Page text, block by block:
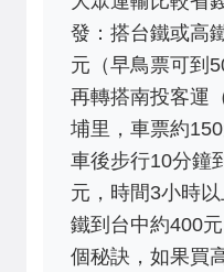
發：搭台鐵或高
元（早鳥票可到
再轉搭南投客運
埔里，車票約
車後步行10分鐘
元，時間3小時
鐵到台中約400
個秘訣，如果買